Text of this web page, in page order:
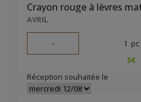
Crayon rouge à lèvres
AVRIL
- 1 pc
5€
Réception souhaitée le